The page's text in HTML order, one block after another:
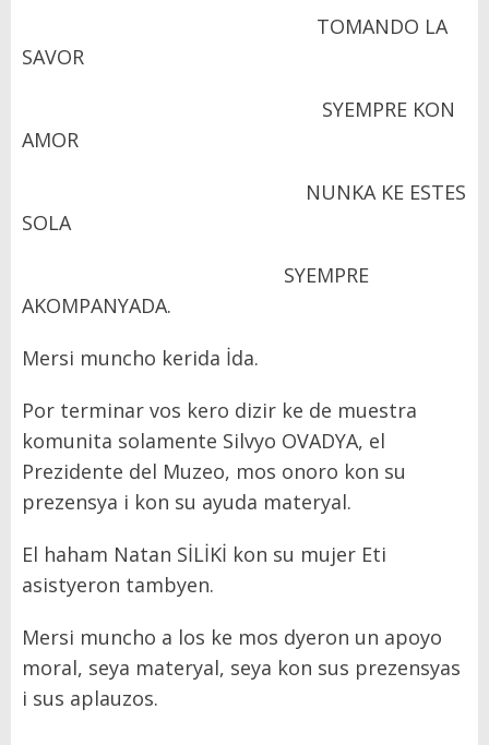
TOMANDO LA
SAVOR
SYEMPRE KON
AMOR
NUNKA KE ESTES
SOLA
SYEMPRE
AKOMPANYADA.
Mersi muncho kerida İda.
Por terminar vos kero dizir ke de muestra
komunita solamente Silvyo OVADYA, el
Prezidente del Muzeo, mos onoro kon su
prezensya i kon su ayuda materyal.
El haham Natan SİLİKİ kon su mujer Eti
asistyeron tambyen.
Mersi muncho a los ke mos dyeron un apoyo
moral, seya materyal, seya kon sus prezensyas
i sus aplauzos.